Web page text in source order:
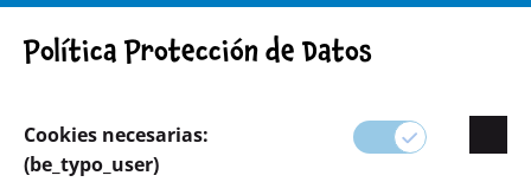
Política Protección de Datos
Cookies necesarias:
(be_typo_user)